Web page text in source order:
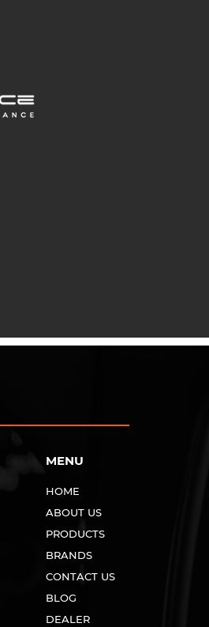
MENU
HOME
ABOUT US
PRODUCTS
BRANDS
CONTACT US
BLOG
DEALER